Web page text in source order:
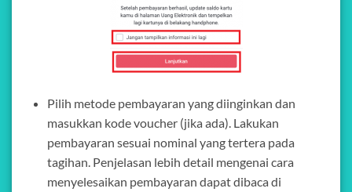
Pilih metode pembayaran yang diinginkan dan
masukkan kode voucher (jika ada). Lakukan
pembayaran sesuai nominal yang tertera pada
tagihan. Penjelasan lebih detail mengenai cara
menyelesaikan pembayaran dapat dibaca di